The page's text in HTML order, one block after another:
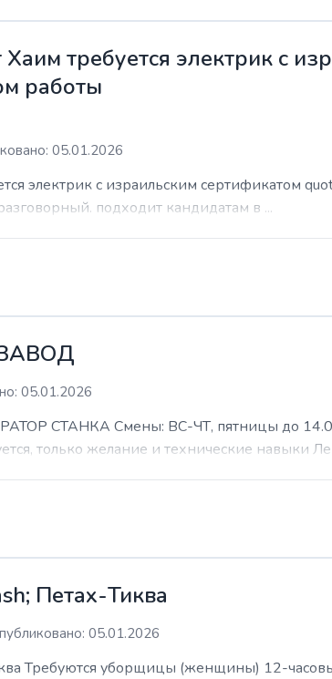
требуется электрик с
работы
05.01.2026
электрик с израильским сертификатом
подходит кандидатам в ...
05.01.2026
СТАНКА Смены: ВС-ЧТ, пятницы до 14.00
только желание и технические навыки
Петах-Тиква
05.01.2026
Требуются уборщицы (женщины) 12-